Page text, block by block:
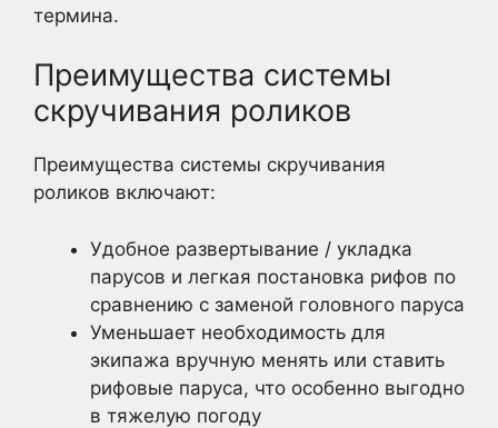
термина.
Преимущества системы
скручивания роликов
Преимущества системы скручивания
роликов включают:
Удобное развертывание / укладка
парусов и легкая постановка рифов по
сравнению с заменой головного паруса
Уменьшает необходимость для
экипажа вручную менять или ставить
рифовые паруса, что особенно выгодно
в тяжелую погоду